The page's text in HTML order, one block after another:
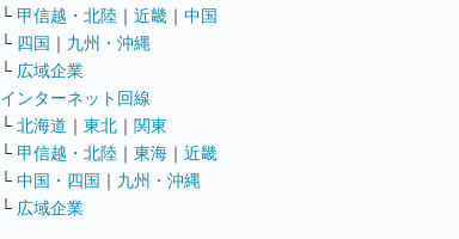
└ 甲信越・北陸 ｜ 近畿 ｜ 中国
└ 四国 ｜ 九州・沖縄
└ 広域企業
インターネット回線
└ 北海道 ｜ 東北 ｜ 関東
└ 甲信越・北陸 ｜ 東海 ｜ 近畿
└ 中国・四国 ｜ 九州・沖縄
└ 広域企業